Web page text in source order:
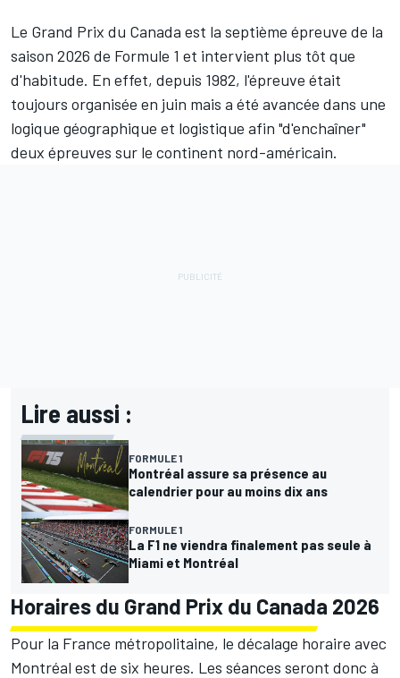
Le Grand Prix du Canada est la septième épreuve de la
saison 2026 de Formule 1 et intervient plus tôt que
d'habitude. En effet, depuis 1982, l'épreuve était
toujours organisée en juin mais a été avancée dans une
logique géographique et logistique afin "d'enchaîner"
deux épreuves sur le continent nord-américain.
Lire aussi :
FORMULE 1
Montréal assure sa présence au
calendrier pour au moins dix ans
FORMULE 1
La F1 ne viendra finalement pas seule à
Miami et Montréal
Horaires du Grand Prix du Canada 2026
Pour la France métropolitaine, le décalage horaire avec
Montréal est de six heures. Les séances seront donc à